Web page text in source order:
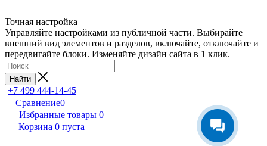
Точная настройка
Управляйте настройками из публичной части. Выбирайте
внешний вид элементов и разделов, включайте, отключайте и
передвигайте блоки. Изменяйте дизайн сайта в 1 клик.
Найти
+7 499 444-14-45
Сравнение0
Избранные товары 0
Корзина 0 пуста